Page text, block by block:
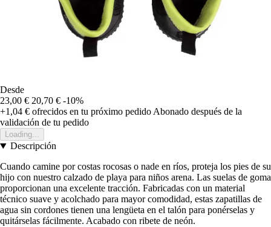
Desde
23,00 € 20,70 € -10%
+1,04 € ofrecidos en tu próximo pedido Abonado después de la
validación de tu pedido
Loading...
Descripción
Cuando camine por costas rocosas o nade en ríos, proteja los pies de su
hijo con nuestro calzado de playa para niños arena. Las suelas de goma
proporcionan una excelente tracción. Fabricadas con un material
técnico suave y acolchado para mayor comodidad, estas zapatillas de
agua sin cordones tienen una lengüeta en el talón para ponérselas y
quitárselas fácilmente. Acabado con ribete de neón.